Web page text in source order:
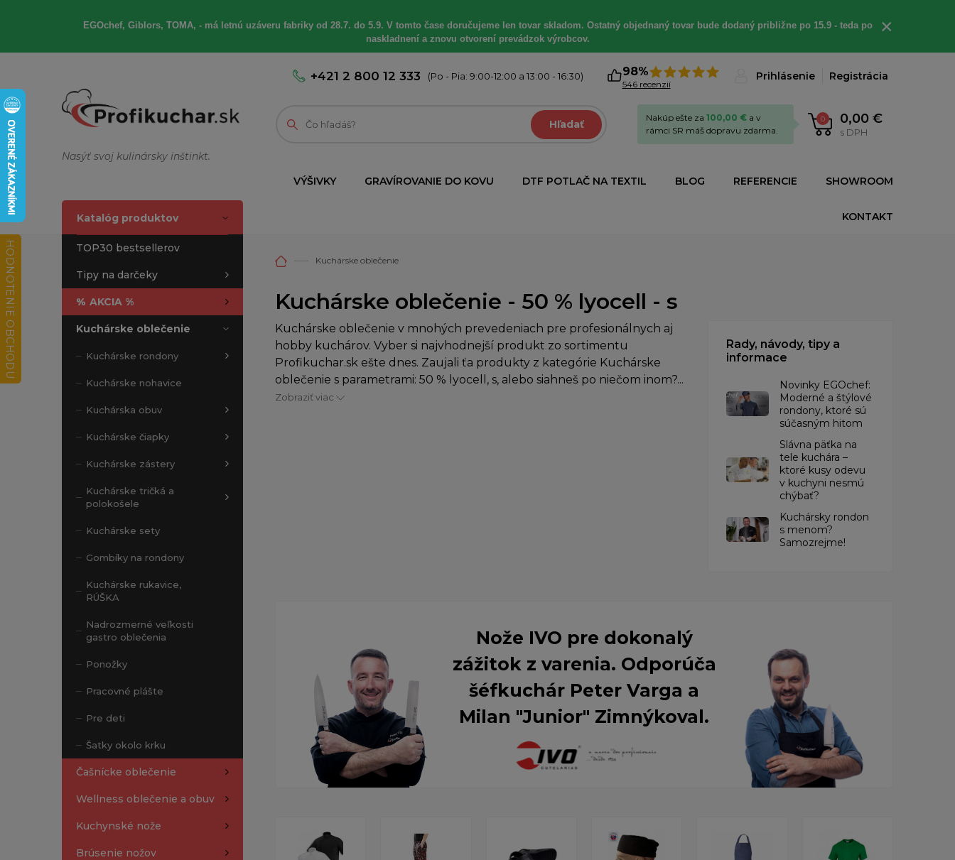
EGOchef, Giblors, TOMA, - má letnú uzáveru fabriky od 28.7. do 5.9. V tomto čase doručujeme len tovar skladom. Ostatný objednaný tovar bude dodaný približne po 15.9 - teda po
naskladnení a znovu otvorení prevádzok výrobcov.
×
Nasýť svoj kulinársky inštinkt.
+421 2 800 12 333 (Po - Pia: 9:00-12:00 a 13:00 - 16:30) 98%
546 recenzií
Prihlásenie Registrácia
Hľadať 0 0,00 €
s DPH
Nakúp ešte za 100,00 € a v
rámci SR máš dopravu zdarma.
VÝŠIVKY GRAVÍROVANIE DO KOVU DTF POTLAČ NA TEXTIL BLOG REFERENCIE SHOWROOM
KONTAKT
Katalóg produktov
TOP30 bestsellerov
Tipy na darčeky
% AKCIA %
Kuchárske oblečenie
Kuchárske rondony
Kuchárske nohavice
Kuchárska obuv
Kuchárske čiapky
Kuchárske zástery
Kuchárske tričká a
polokošele
Kuchárske sety
Gombíky na rondony
Kuchárske rukavice,
RÚŠKA
Nadrozmerné veľkosti
gastro oblečenia
Ponožky
Pracovné plášte
Pre deti
Šatky okolo krku
Čašnícke oblečenie
Wellness oblečenie a obuv
Kuchynské nože
Brúsenie nožov
Kuchárske oblečenie
Kuchárske oblečenie - 50 % lyocell - s
Kuchárske oblečenie v mnohých prevedeniach pre profesionálnych aj
hobby kuchárov. Vyber si najvhodnejší produkt zo sortimentu
Profikuchar.sk ešte dnes. Zaujali ťa produkty z kategórie Kuchárske
oblečenie s parametrami: 50 % lyocell, s, alebo siahneš po niečom inom?...
Zobraziť viac
Rady, návody, tipy a
informace
Novinky EGOchef:
Moderné a štýlové
rondony, ktoré sú
súčasným hitom
Slávna päťka na
tele kuchára –
ktoré kusy odevu
v kuchyni nesmú
chýbať?
Kuchársky rondon
s menom?
Samozrejme!
Nože IVO pre dokonalý
zážitok z varenia. Odporúča
šéfkuchár Peter Varga a
Milan "Junior" Zimnýkoval.
HODNOTENIE OBCHODU